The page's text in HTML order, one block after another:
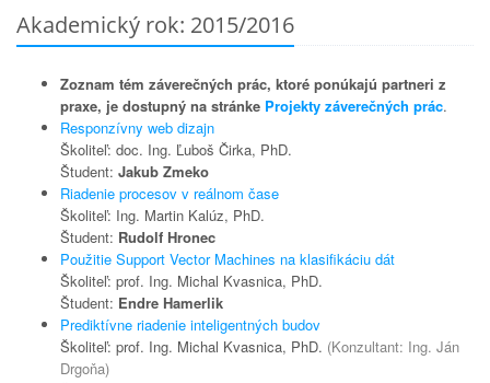
Akademický rok: 2015/2016
Zoznam tém záverečných prác, ktoré ponúkajú partneri z
praxe, je dostupný na stránke Projekty záverečných prác.
Responzívny web dizajn
Školiteľ: doc. Ing. Ľuboš Čirka, PhD.
Študent: Jakub Zmeko
Riadenie procesov v reálnom čase
Školiteľ: Ing. Martin Kalúz, PhD.
Študent: Rudolf Hronec
Použitie Support Vector Machines na klasifikáciu dát
Školiteľ: prof. Ing. Michal Kvasnica, PhD.
Študent: Endre Hamerlik
Prediktívne riadenie inteligentných budov
Školiteľ: prof. Ing. Michal Kvasnica, PhD. (Konzultant: Ing. Ján
Drgoňa)